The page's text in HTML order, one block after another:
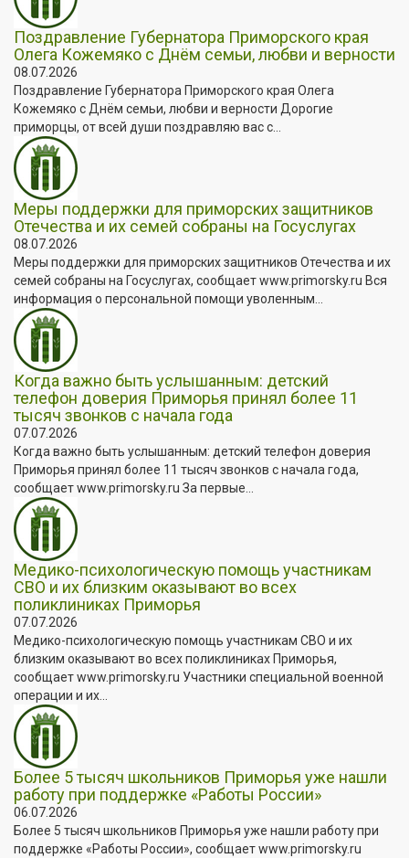
Поздравление Губернатора Приморского края
Олега Кожемяко с Днём семьи, любви и верности
08.07.2026
Поздравление Губернатора Приморского края Олега
Кожемяко с Днём семьи, любви и верности Дорогие
приморцы, от всей души поздравляю вас с...
Меры поддержки для приморских защитников
Отечества и их семей собраны на Госуслугах
08.07.2026
Меры поддержки для приморских защитников Отечества и их
семей собраны на Госуслугах, сообщает www.primorsky.ru Вся
информация о персональной помощи уволенным...
Когда важно быть услышанным: детский
телефон доверия Приморья принял более 11
тысяч звонков с начала года
07.07.2026
Когда важно быть услышанным: детский телефон доверия
Приморья принял более 11 тысяч звонков с начала года,
сообщает www.primorsky.ru За первые...
Медико-психологическую помощь участникам
СВО и их близким оказывают во всех
поликлиниках Приморья
07.07.2026
Медико-психологическую помощь участникам СВО и их
близким оказывают во всех поликлиниках Приморья,
сообщает www.primorsky.ru Участники специальной военной
операции и их...
Более 5 тысяч школьников Приморья уже нашли
работу при поддержке «Работы России»
06.07.2026
Более 5 тысяч школьников Приморья уже нашли работу при
поддержке «Работы России», сообщает www.primorsky.ru